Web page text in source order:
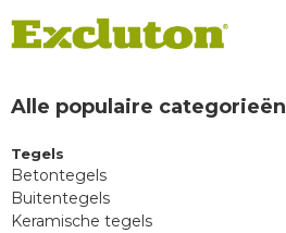
Alle populaire categorieën
Tegels
Betontegels
Buitentegels
Keramische tegels